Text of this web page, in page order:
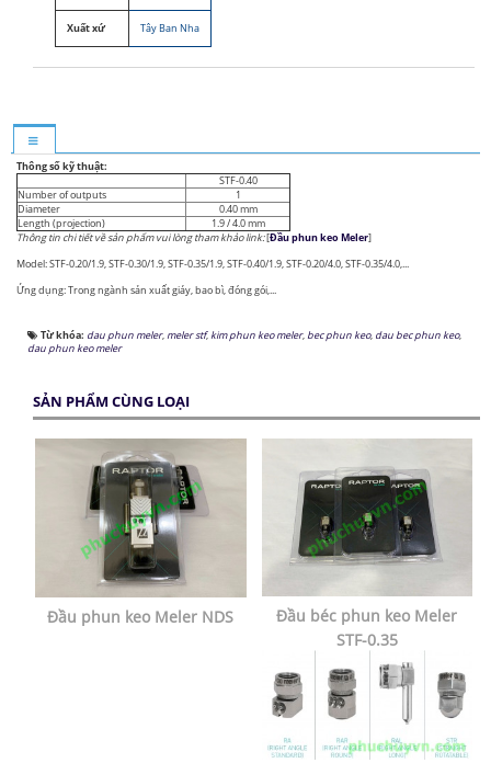
Xuất xứ Tây Ban Nha
Thông số kỹ thuật:
STF-0.40
Number of outputs
1
Diameter
0.40 mm
Length (projection)
1.9 / 4.0 mm
Thông tin chi tiết về sản phẩm vui lòng tham khảo link:[Đầu phun keo Meler]
Model: STF-0.20/1.9, STF-0.30/1.9, STF-0.35/1.9, STF-0.40/1.9, STF-0.20/4.0, STF-0.35/4.0,...
Ứng dụng: Trong ngành sản xuất giáy, bao bì, đóng gói,...
Từ khóa: dau phun meler,meler stf,kim phun keo meler,bec phun keo, dau bec phun keo,
dau phun keo meler
SẢN PHẨM CÙNG LOẠI
Đầu phun keo Meler NDS
Đầu béc phun keo Meler
STF-0.35